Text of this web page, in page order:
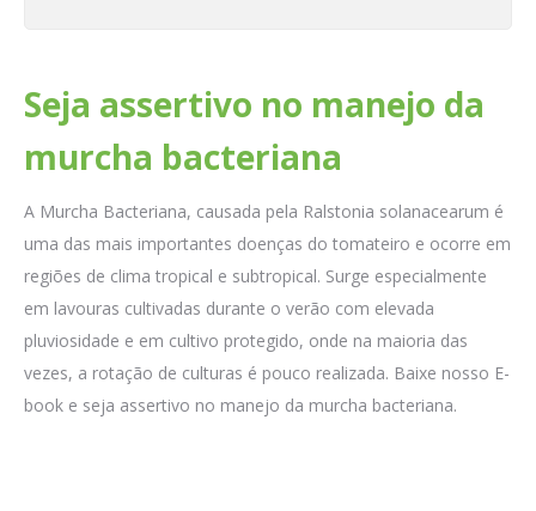
Seja assertivo no manejo da
murcha bacteriana
A Murcha Bacteriana, causada pela Ralstonia solanacearum é
uma das mais importantes doenças do tomateiro e ocorre em
regiões de clima tropical e subtropical. Surge especialmente
em lavouras cultivadas durante o verão com elevada
pluviosidade e em cultivo protegido, onde na maioria das
vezes, a rotação de culturas é pouco realizada. Baixe nosso E-
book e seja assertivo no manejo da murcha bacteriana.